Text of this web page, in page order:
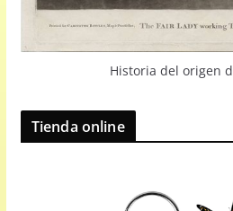
Historia del origen
Tienda online